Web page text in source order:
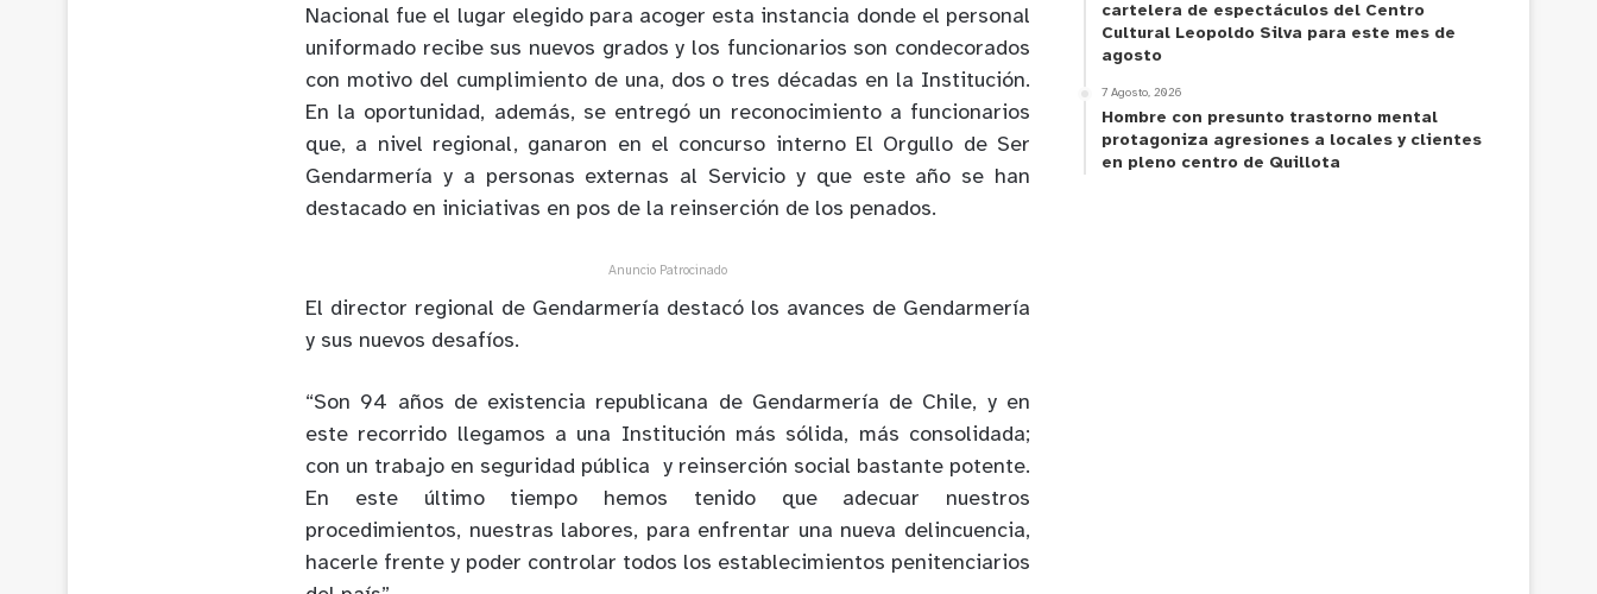
Nacional fue el lugar elegido para acoger esta instancia donde el personal
uniformado recibe sus nuevos grados y los funcionarios son condecorados
con motivo del cumplimiento de una, dos o tres décadas en la Institución.
En la oportunidad, además, se entregó un reconocimiento a funcionarios
que, a nivel regional, ganaron en el concurso interno El Orgullo de Ser
Gendarmería y a personas externas al Servicio y que este año se han
destacado en iniciativas en pos de la reinserción de los penados.
Anuncio Patrocinado
El director regional de Gendarmería destacó los avances de Gendarmería
y sus nuevos desafíos.
“Son 94 años de existencia republicana de Gendarmería de Chile, y en
este recorrido llegamos a una Institución más sólida, más consolidada;
con un trabajo en seguridad pública y reinserción social bastante potente.
En este último tiempo hemos tenido que adecuar nuestros
procedimientos, nuestras labores, para enfrentar una nueva delincuencia,
hacerle frente y poder controlar todos los establecimientos penitenciarios
cartelera de espectáculos del Centro
Cultural Leopoldo Silva para este mes de
agosto
7 Agosto, 2026
Hombre con presunto trastorno mental
protagoniza agresiones a locales y clientes
en pleno centro de Quillota